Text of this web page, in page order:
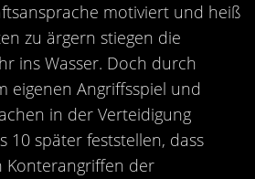
motiviert und heiß
zu ärgern stiegen die
ins Wasser. Doch durch
eigenen Angriffsspiel und
in der Verteidigung
10 später feststellen, dass
Konterangriffen der